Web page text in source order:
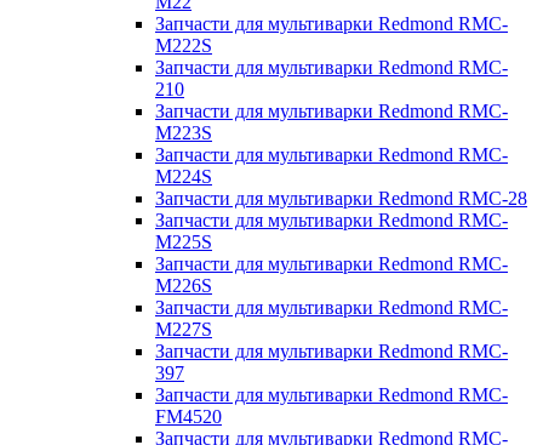
Запчасти для мультиварки Redmond RMC-
M222S
Запчасти для мультиварки Redmond RMC-
210
Запчасти для мультиварки Redmond RMC-
M223S
Запчасти для мультиварки Redmond RMC-
M224S
Запчасти для мультиварки Redmond RMC-28
Запчасти для мультиварки Redmond RMC-
M225S
Запчасти для мультиварки Redmond RMC-
M226S
Запчасти для мультиварки Redmond RMC-
M227S
Запчасти для мультиварки Redmond RMC-
397
Запчасти для мультиварки Redmond RMC-
FM4520
Запчасти для мультиварки Redmond RMC-